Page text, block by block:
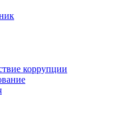
коррупции